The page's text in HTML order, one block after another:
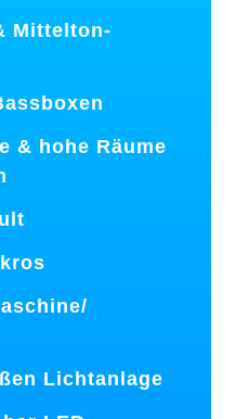
Mittelton-
& hohe Räume
Lichtanlage